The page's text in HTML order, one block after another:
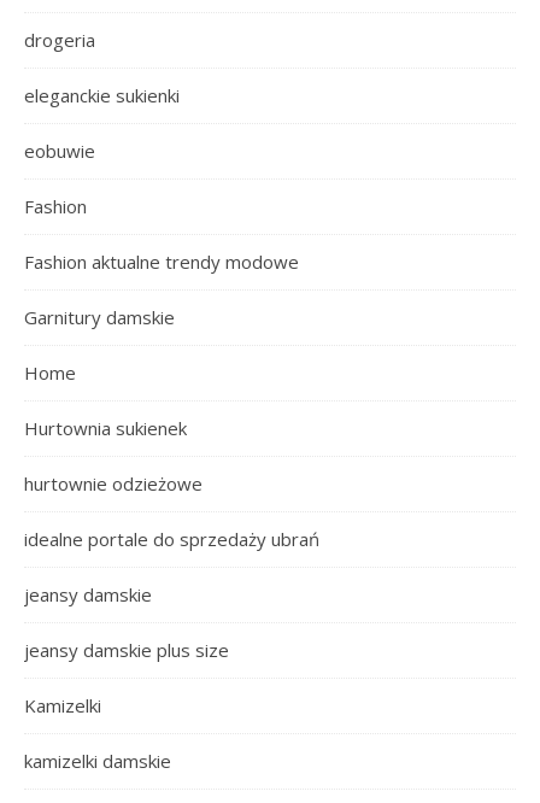
drogeria
eleganckie sukienki
eobuwie
Fashion
Fashion aktualne trendy modowe
Garnitury damskie
Home
Hurtownia sukienek
hurtownie odzieżowe
idealne portale do sprzedaży ubrań
jeansy damskie
jeansy damskie plus size
Kamizelki
kamizelki damskie